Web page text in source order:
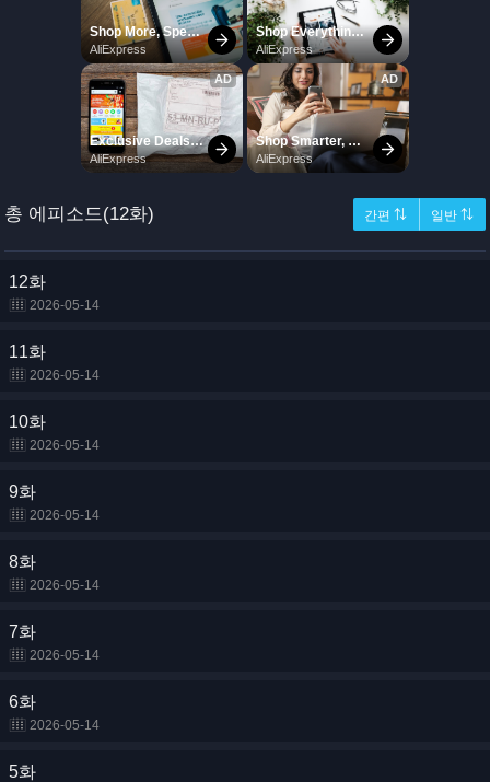
총 에피소드(12화) 간편 ⇅ 일반 ⇅
12화
2026-05-14
11화
2026-05-14
10화
2026-05-14
9화
2026-05-14
8화
2026-05-14
7화
2026-05-14
6화
2026-05-14
5화